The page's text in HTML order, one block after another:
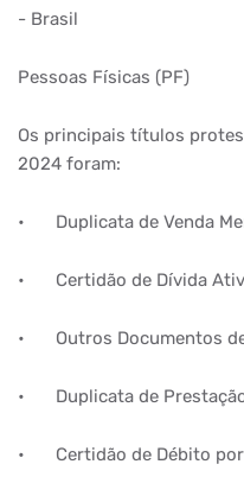
- Brasil
Pessoas Físicas (PF)
Os principais títulos
2024 foram:
• Duplicata de Venda
• Certidão de Dívida
• Outros Documentos
• Duplicata de
• Certidão de Débito